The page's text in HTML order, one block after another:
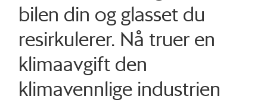
bilen din og glasset du
resirkulerer. Nå truer en
klimaavgift den
klimavennlige industrien